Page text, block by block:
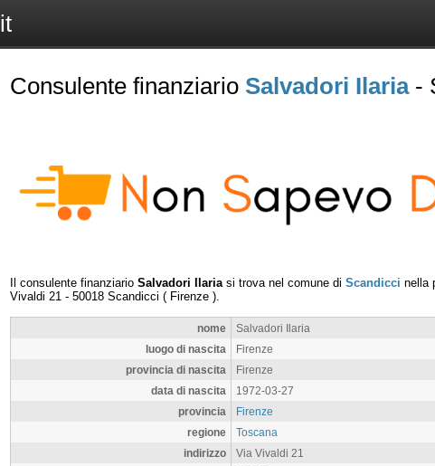
Consulente finanziario Salvadori Ilaria-
Il consulente finanziario Salvadori Ilaria si trova nel comune di Scandicci nella
Vivaldi 21 - 50018 Scandicci ( Firenze ).
nome
Salvadori Ilaria
luogo di nascita
Firenze
provincia di nascita
Firenze
data di nascita
1972-03-27
provincia
Firenze
regione
Toscana
indirizzo
Via Vivaldi 21